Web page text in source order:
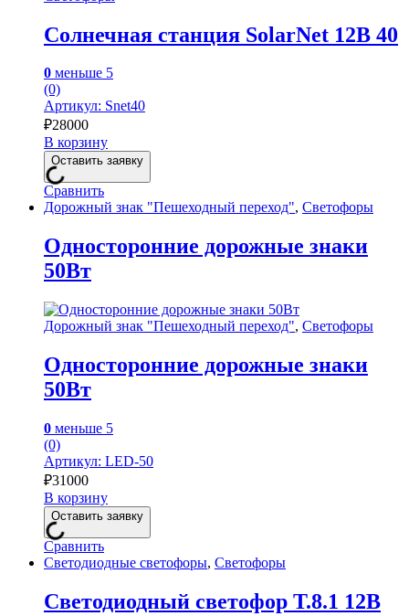
Солнечная станция SolarNet 12В 40
0 меньше 5
(0)
Артикул: Snet40
₽28000
В корзину
Оставить заявку
Сравнить
Дорожный знак "Пешеходный переход", Светофоры
Односторонние дорожные знаки
50Вт
Дорожный знак "Пешеходный переход", Светофоры
Односторонние дорожные знаки
50Вт
0 меньше 5
(0)
Артикул: LED-50
₽31000
В корзину
Оставить заявку
Сравнить
Светодиодные светофоры, Светофоры
Светодиодный светофор Т.8.1 12В